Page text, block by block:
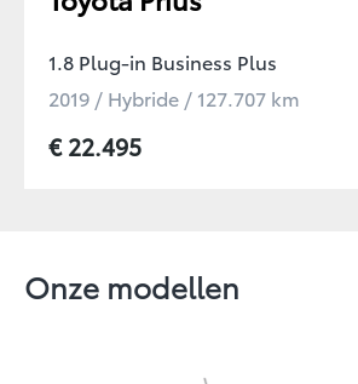
PROACE ELECTRIC
1.8 Plug-in Business Plus
2019 / Hybride / 127.707 km
€ 22.495
Onze modellen